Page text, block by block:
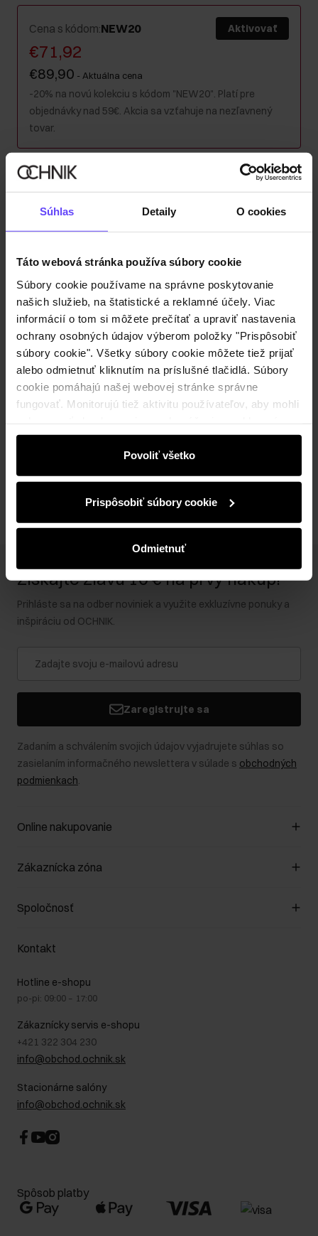
Súhlas Detaily O cookies
Táto webová stránka používa súbory cookie
Súbory cookie používame na správne poskytovanie
našich služieb, na štatistické a reklamné účely. Viac
informácií o tom si môžete prečítať a upraviť nastavenia
ochrany osobných údajov výberom položky "Prispôsobiť
súbory cookie". Všetky súbory cookie môžete tiež prijať
alebo odmietnuť kliknutím na príslušné tlačidlá. Súbory
cookie pomáhajú našej webovej stránke správne
fungovať. Monitorujú tiež aktivitu používateľov, aby mohli
správy, ktoré vás informujú o najnovších akciách v
elektronickom obchode. Informácie o tom, ako používate
našu stránku, zdieľame s partnermi v oblasti sociálnych
informácie kombinovať s ďalšími údajmi, ktoré od vás
získali alebo ktoré ste získali pri používaní ich služieb.
Povoliť všetko
Prispôsobiť súbory cookie
Odmietnuť
Cena s kódom:NEW20 Aktivovať
€71,92
€89,90 - Aktuálna cena
-20% na novú kolekciu s kódom "NEW20". Platí pre
objednávky nad 59€. Akcia sa vzťahuje na nezľavnený
tovar.
Farba
Vyberte veľkosť
Naša modelka meria 177 cm a má na sebe veľkosť S.
Odoslanie do 1 pracovného dňa
Popis produktu
Detaily
Recenzie
Získajte zľavu 10 € na prvý nákup!
Prihláste sa na odber noviniek a využite exkluzívne ponuky a
inšpiráciu od OCHNIK.
Zaregistrujte sa
Zadaním a schválením svojich údajov vyjadrujete súhlas so
zasielaním informačného newslettera v súlade s obchodných
podmienkach.
Online nakupovanie
Spravovať súbory cookie
Spôsob platby
Vrátenie
Zákaznícka zóna
Zákazníky klub
Pravidlá propagácie
Starostlivosť o kožu
Bezpečné nakupovanie
Blog
Najčastejšie kladené otázky (FAQ)
Spoločnosť
O nás
GDPR - Zásady ochrany osobných údajov
Právne informácie
Kontakt
Hotline e-shopu
po-pi: 09:00 – 17:00
Zákaznícky servis e-shopu
+421 322 304 230
info@obchod.ochnik.sk
Stacionárne salóny
info@obchod.ochnik.sk
Spôsob platby